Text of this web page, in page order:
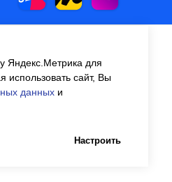
Яндекс.Метрика для
использовать сайт, Вы
данных и
Настроить